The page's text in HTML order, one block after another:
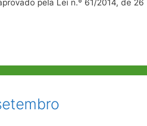
pela Lei n.º 61/2014, de 26